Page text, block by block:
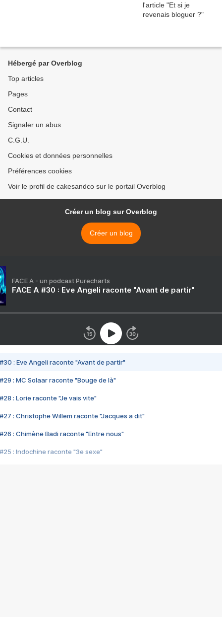
Hébergé par Overblog
Top articles
Pages
Contact
Signaler un abus
C.G.U.
Cookies et données personnelles
Préférences cookies
Voir le profil de cakesandco sur le portail Overblog
Créer un blog sur Overblog
Créer un blog
FACE A - un podcast Purecharts
FACE A #30 : Eve Angeli raconte "Avant de partir"
#30 : Eve Angeli raconte "Avant de partir"
#29 : MC Solaar raconte "Bouge de là"
#28 : Lorie raconte "Je vais vite"
#27 : Christophe Willem raconte "Jacques a dit"
#26 : Chimène Badi raconte "Entre nous"
#25 : Indochine raconte "3e sexe"